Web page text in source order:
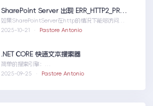
SharePoint Server 出现 ERR_HTTP2_PROTOCOL_ERROR
如果SharePointServer在http的情况下能够访问，
但是在https下不能访问报错如...SharePointServer
2025-10-21 · Pastore Antonio
.NET CORE 快速文本搜索器
简单的搜索引擎：
usingSystem;usingSystem.Collections.Gen....N
2025-09-25 · Pastore Antonio